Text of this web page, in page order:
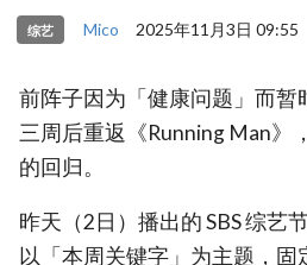
综艺 Mico 2025年11月3日 09:55
前阵子因为「健康问题」而暂
三周后重返《Running Man》
的回归。
昨天（2日）播出的 SBS 综艺
以「本周关键字」为主题，固